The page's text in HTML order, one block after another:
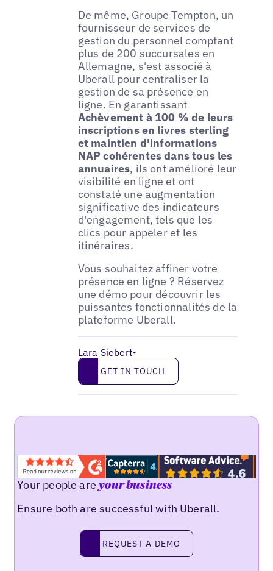
De même, Groupe Tempton, un
fournisseur de services de
gestion du personnel comptant
plus de 200 succursales en
Allemagne, s'est associé à
Uberall pour centraliser la
gestion de sa présence en
ligne. En garantissant
Achèvement à 100 % de leurs
inscriptions en livres sterling
et maintien d'informations
NAP cohérentes dans tous les
annuaires, ils ont amélioré leur
visibilité en ligne et ont
constaté une augmentation
significative des indicateurs
d'engagement, tels que les
clics pour appeler et les
itinéraires.
Vous souhaitez affiner votre
présence en ligne ? Réservez
une démo pour découvrir les
puissantes fonctionnalités de la
plateforme Uberall.
Lara Siebert•
Get in touch
GET IN TOUCH
Your people areyour business
Ensure both are successful with Uberall.
Request a demo
REQUEST A DEMO